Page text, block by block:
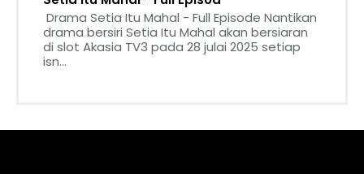
Drama Setia Itu Mahal - Full Episode Nantikan
drama bersiri Setia Itu Mahal akan bersiaran
di slot Akasia TV3 pada 28 julai 2025 setiap
isn...